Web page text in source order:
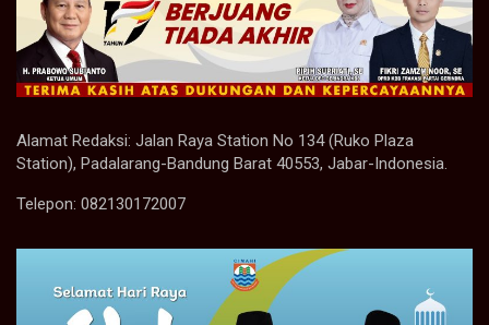
Alamat Redaksi: Jalan Raya Station No 134 (Ruko Plaza
Station), Padalarang-Bandung Barat 40553, Jabar-Indonesia.
Telepon: 082130172007